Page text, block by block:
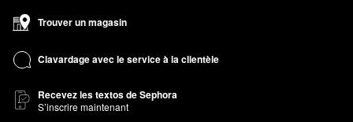
problèmes plus ciblés.
gamme de shampoings, de revitalisants et de soins du cuir
Quels sont les meilleurs vendeurs parmi les produits
Augustinus Bader?
Trouver un magasin
Clavardage avec le service à la clientèle
Recevez les textos de Sephora
S’inscrire maintenant